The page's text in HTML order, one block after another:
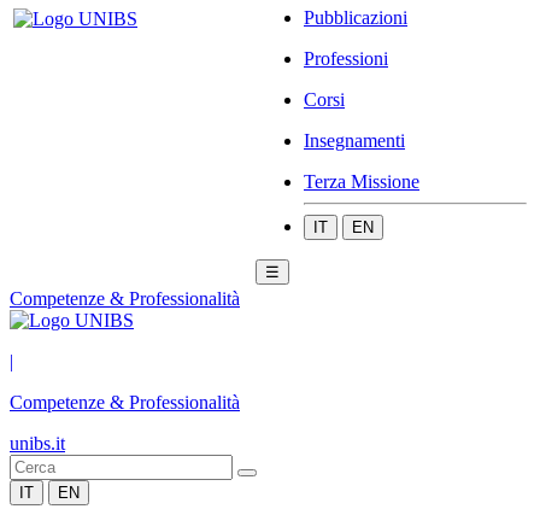
Pubblicazioni
Professioni
Corsi
Insegnamenti
Terza Missione
IT EN
☰
Competenze & Professionalità
|
Competenze & Professionalità
unibs.it
IT EN